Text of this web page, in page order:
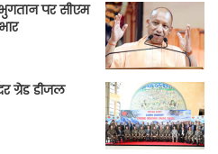
पर सीएम
ग्रेड डीजल